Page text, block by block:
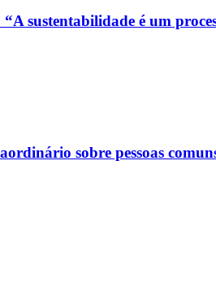
sustentabilidade é um
sobre pessoas